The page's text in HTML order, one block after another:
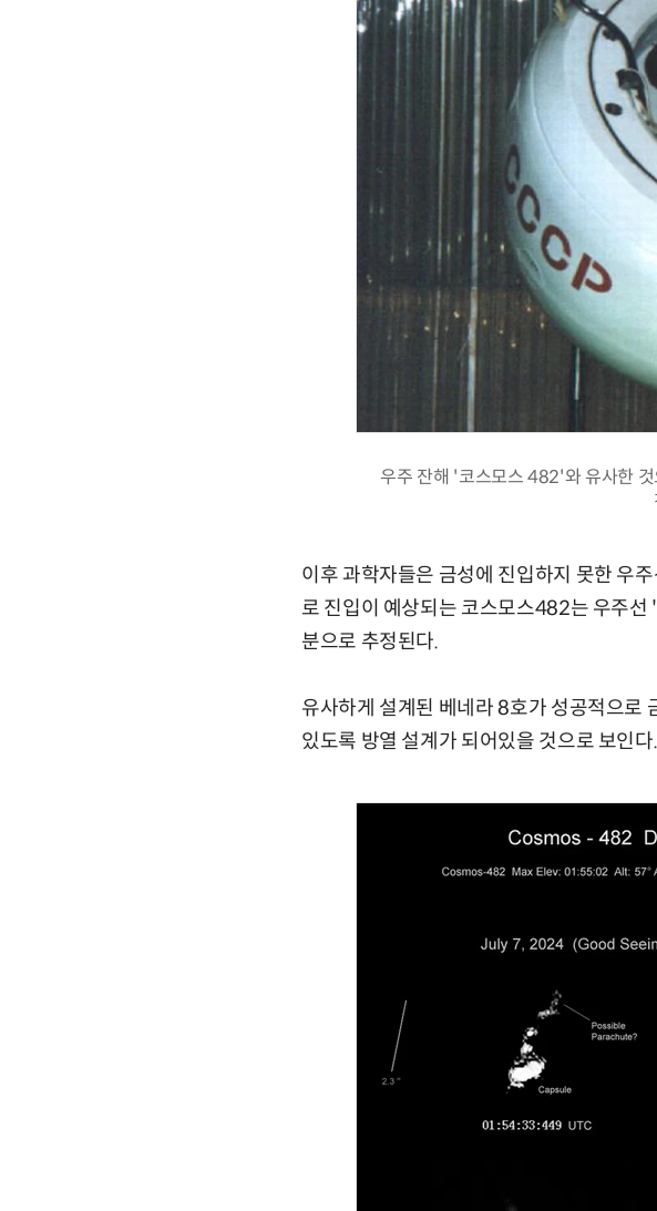
우주 잔해 '코스모스 482'와 유사한
이후 과학자들은 금성에 진입하지 못한 우
로 진입이 예상되는 코스모스482는 우주
분으로 추정된다.
유사하게 설계된 베네라 8호가 성공적으로
있도록 방열 설계가 되어있을 것으로 보인다.